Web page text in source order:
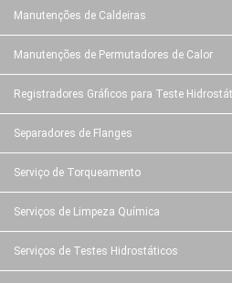
Manutenções de Caldeiras
Manutenções de Permutadores de Calor
Registradores Gráficos para Teste
Separadores de Flanges
Serviço de Torqueamento
Serviços de Limpeza Química
Serviços de Testes Hidrostáticos